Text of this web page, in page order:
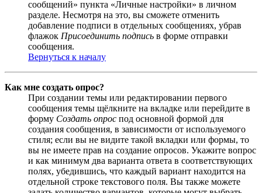
сообщений» пункта «Личные настройки» в личном
разделе. Несмотря на это, вы сможете отменить
добавление подписи в отдельных сообщениях, убрав
флажок Присоединить подпись в форме отправки
сообщения.
Вернуться к началу
Как мне создать опрос?
При создании темы или редактировании первого
сообщения темы щёлкните на вкладке или перейдите в
форму Создать опрос под основной формой для
создания сообщения, в зависимости от используемого
стиля; если вы не видите такой вкладки или формы, то
вы не имеете прав на создание опросов. Укажите вопрос
и как минимум два варианта ответа в соответствующих
полях, убедившись, что каждый вариант находится на
отдельной строке текстового поля. Вы также можете